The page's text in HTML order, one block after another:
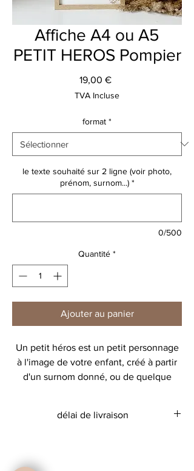
Affiche A4 ou A5
PETIT HEROS Pompier
19,00 €Prix
TVA Incluse
format *
le texte souhaité sur 2 ligne (voir photo,
prénom, surnom...) *
0/500
Quantité *
Ajouter au panier
Un petit héros est un petit personnage
à l'image de votre enfant, créé à partir
d'un surnom donné, ou de quelque
Découvrez toute la collection de
ATTENTION design non modifiable
délai de livraison